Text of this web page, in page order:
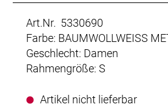
Art.Nr. 5330690
Farbe: BAUMWOLLWEISS
Geschlecht: Damen
Rahmengröße: S
Artikel nicht lieferbar